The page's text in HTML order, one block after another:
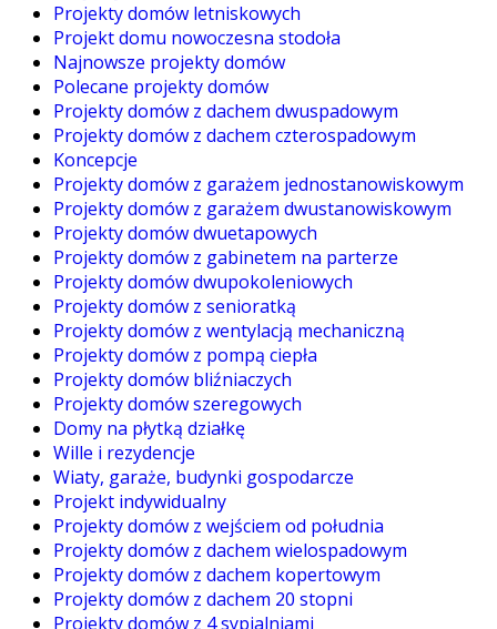
Projekty domów letniskowych
Projekt domu nowoczesna stodoła
Najnowsze projekty domów
Polecane projekty domów
Projekty domów z dachem dwuspadowym
Projekty domów z dachem czterospadowym
Koncepcje
Projekty domów z garażem jednostanowiskowym
Projekty domów z garażem dwustanowiskowym
Projekty domów dwuetapowych
Projekty domów z gabinetem na parterze
Projekty domów dwupokoleniowych
Projekty domów z senioratką
Projekty domów z wentylacją mechaniczną
Projekty domów z pompą ciepła
Projekty domów bliźniaczych
Projekty domów szeregowych
Domy na płytką działkę
Wille i rezydencje
Wiaty, garaże, budynki gospodarcze
Projekt indywidualny
Projekty domów z wejściem od południa
Projekty domów z dachem wielospadowym
Projekty domów z dachem kopertowym
Projekty domów z dachem 20 stopni
Projekty domów z 4 sypialniami